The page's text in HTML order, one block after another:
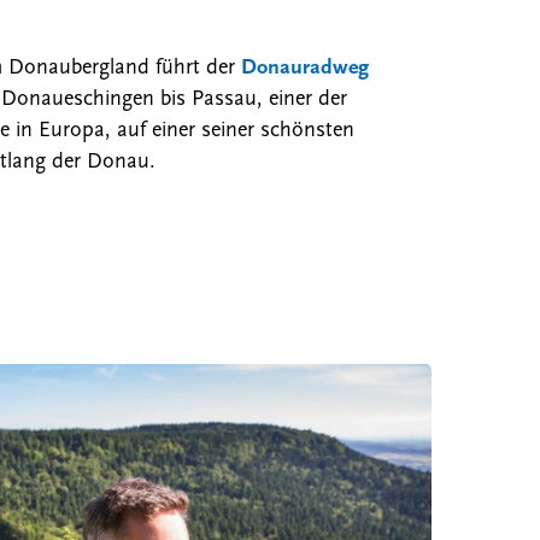
führt der Donauradweg
bis Passau, einer der
in Europa, auf einer seiner schönsten
der Donau.